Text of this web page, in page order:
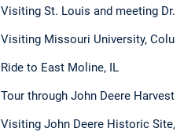
Visiting St. Louis and meeting Dr.
Visiting Missouri University,
Ride to East Moline, IL
Tour through John Deere
Visiting John Deere Historic Site,